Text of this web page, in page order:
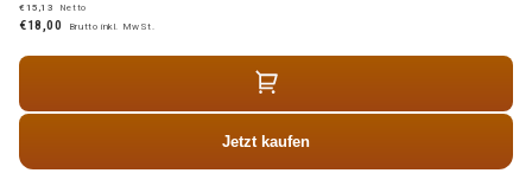
€15,13 Netto
€18,00 Brutto inkl. MwSt.
Jetzt kaufen